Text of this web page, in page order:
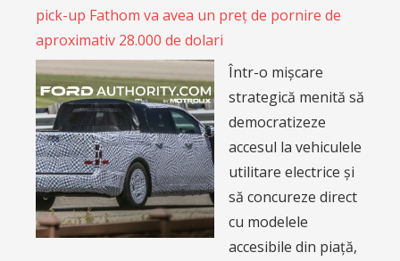
pick-up Fathom va avea un preț de pornire de
aproximativ 28.000 de dolari
Într-o mișcare
strategică menită să
democratizeze
accesul la vehiculele
utilitare electrice și
să concureze direct
cu modelele
accesibile din piață,